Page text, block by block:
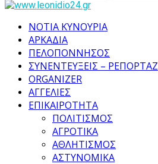
ΝΟΤΙΑ ΚΥΝΟΥΡΙΑ
ΑΡΚΑΔΙΑ
ΠΕΛΟΠΟΝΝΗΣΟΣ
ΣΥΝΕΝΤΕΥΞΕΙΣ – ΡΕΠΟΡΤΑΖ
ORGANIZER
ΑΓΓΕΛΙΕΣ
ΕΠΙΚΑΙΡΟΤΗΤΑ
ΠΟΛΙΤΙΣΜΟΣ
ΑΓΡΟΤΙΚΑ
ΑΘΛΗΤΙΣΜΟΣ
ΑΣΤΥΝΟΜΙΚΑ